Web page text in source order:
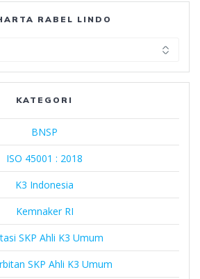
RABEL LINDO
Rabel
KATEGORI
BNSP
ISO 45001 : 2018
K3 Indonesia
Kemnaker RI
SKP Ahli K3 Umum
SKP Ahli K3 Umum